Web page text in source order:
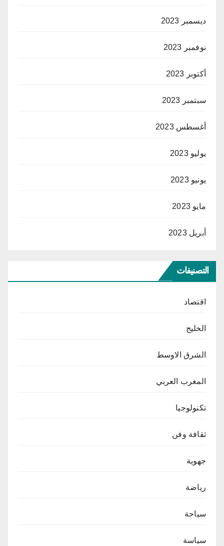
ديسمبر 2023
نوفمبر 2023
أكتوبر 2023
سبتمبر 2023
أغسطس 2023
يوليو 2023
يونيو 2023
مايو 2023
أبريل 2023
التصنيفات
اقتصاد
الخليج
الشرق الاوسط
المغرب العربي
تكنولوجيا
ثقافة وفن
جهوية
رياضة
سياحة
سياسة